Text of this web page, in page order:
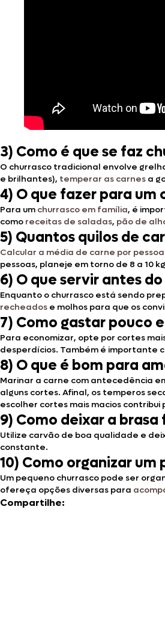
3) Como é que se faz
O churrasco tradicional envolve
e brilhantes), temperar as carnes a
4) O que fazer para um
Para um churrasco em família, é
como receitas de saladas, pão de
5) Quantos quilos de
Calcular a média de carne por pessoa
pessoas, planeje em torno de 8 a 10
6) O que servir antes
Enquanto o churrasco está sendo
recheados e molhos para que os
7) Como gastar pouco
Para economizar, opte por cortes
desperdícios. Também é importante
8) O que é bom para
Marinar a carne com antecedência
alguns cortes. Afinal, os temperos
escolher cortes mais macios
9) Como deixar a brasa
Utilize carvão de boa qualidade e
constante.
10) Como organizar um
Um pequeno churrasco pode ser
ofereça opções diversas para
Compartilhe: